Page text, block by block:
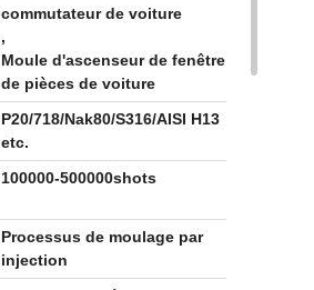
commutateur de voiture
,
Moule d'ascenseur de fenêtre
de pièces de voiture
P20/718/Nak80/S316/AISI H13
etc.
100000-500000shots
Processus de moulage par
injection